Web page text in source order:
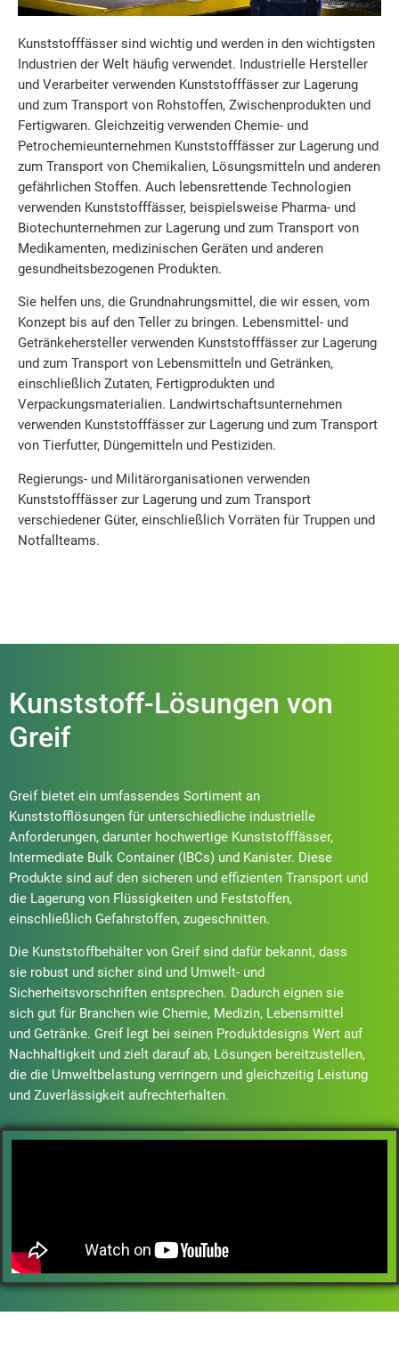
Kunststofffässer sind wichtig und werden in den wichtigsten
Industrien der Welt häufig verwendet. Industrielle Hersteller
und Verarbeiter verwenden Kunststofffässer zur Lagerung
und zum Transport von Rohstoffen, Zwischenprodukten und
Fertigwaren. Gleichzeitig verwenden Chemie- und
Petrochemieunternehmen Kunststofffässer zur Lagerung und
zum Transport von Chemikalien, Lösungsmitteln und anderen
gefährlichen Stoffen. Auch lebensrettende Technologien
verwenden Kunststofffässer, beispielsweise Pharma- und
Biotechunternehmen zur Lagerung und zum Transport von
Medikamenten, medizinischen Geräten und anderen
gesundheitsbezogenen Produkten.
Sie helfen uns, die Grundnahrungsmittel, die wir essen, vom
Konzept bis auf den Teller zu bringen. Lebensmittel- und
Getränkehersteller verwenden Kunststofffässer zur Lagerung
und zum Transport von Lebensmitteln und Getränken,
einschließlich Zutaten, Fertigprodukten und
Verpackungsmaterialien. Landwirtschaftsunternehmen
verwenden Kunststofffässer zur Lagerung und zum Transport
von Tierfutter, Düngemitteln und Pestiziden.
Regierungs- und Militärorganisationen verwenden
Kunststofffässer zur Lagerung und zum Transport
verschiedener Güter, einschließlich Vorräten für Truppen und
Notfallteams.
Kunststoff-Lösungen von
Greif
Greif bietet ein umfassendes Sortiment an
Kunststofflösungen für unterschiedliche industrielle
Anforderungen, darunter hochwertige Kunststofffässer,
Intermediate Bulk Container (IBCs) und Kanister. Diese
Produkte sind auf den sicheren und effizienten Transport und
die Lagerung von Flüssigkeiten und Feststoffen,
einschließlich Gefahrstoffen, zugeschnitten.
Die Kunststoffbehälter von Greif sind dafür bekannt, dass
sie robust und sicher sind und Umwelt- und
Sicherheitsvorschriften entsprechen. Dadurch eignen sie
sich gut für Branchen wie Chemie, Medizin, Lebensmittel
und Getränke. Greif legt bei seinen Produktdesigns Wert auf
Nachhaltigkeit und zielt darauf ab, Lösungen bereitzustellen,
die die Umweltbelastung verringern und gleichzeitig Leistung
und Zuverlässigkeit aufrechterhalten.